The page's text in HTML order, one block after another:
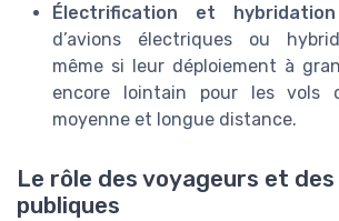
Électrification et hybridation
d’avions électriques ou
même si leur déploiement à
encore lointain pour les vols
moyenne et longue distance.
Le rôle des voyageurs et
publiques